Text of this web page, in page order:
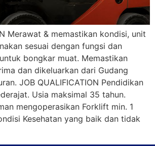
Merawat & memastikan kondisi, unit
sesuai dengan fungsi dan
bongkar muat. Memastikan
dan dikeluarkan dari Gudang
JOB QUALIFICATION Pendidikan
Usia maksimal 35 tahun.
mengoperasikan Forklift min. 1
Kesehatan yang baik dan tidak